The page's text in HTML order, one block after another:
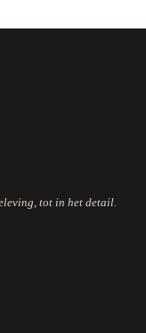
tot in het detail.